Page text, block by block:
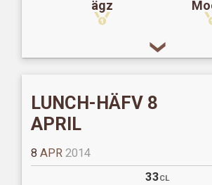
ägz
LUNCH-HÄFV 8
APRIL
8 APR 2014
33CL